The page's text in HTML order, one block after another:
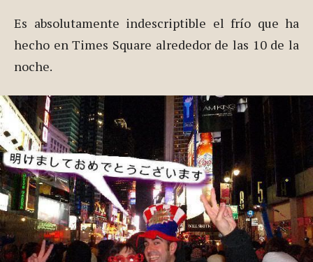
Es absolutamente indescriptible el frío que ha
hecho en Times Square alrededor de las 10 de la
noche.